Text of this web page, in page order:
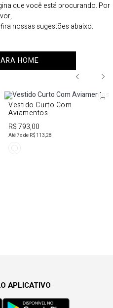
que você está procurando. Por
nossas sugestões abaixo.
HOME
Vestido Curto Com
Aviamentos
R$ 793,00
Até7x de R$ 113,28
APLICATIVO